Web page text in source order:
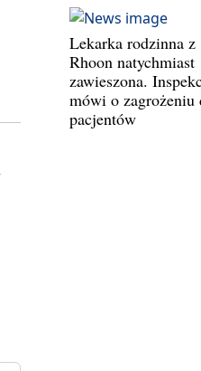
Lekarka rodzinna z
Rhoon natychmiast
zawieszona.
mówi o zagrożeniu
pacjentów